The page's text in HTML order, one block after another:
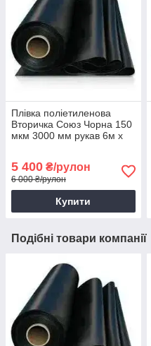
Плівка поліетиленова
Вторичка Союз Чорна 150
мкм 3000 мм рукав 6м х
5 400 ₴/рулон
6 000 ₴/рулон
Купити
Подібні товари компанії